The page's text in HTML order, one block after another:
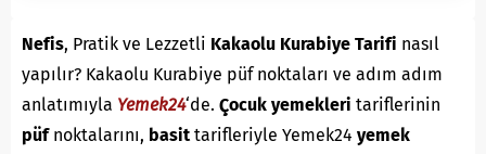
Nefis, Pratik ve Lezzetli Kakaolu Kurabiye Tarifi nasıl
yapılır? Kakaolu Kurabiye püf noktaları ve adım adım
anlatımıyla Yemek24‘de. Çocuk yemekleri tariflerinin
püfnoktalarını, basittarifleriyle Yemek24 yemek